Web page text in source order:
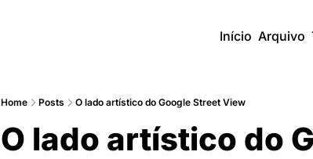
Início Arquivo
Home Posts O lado artístico do Google Street View
O lado artístico do